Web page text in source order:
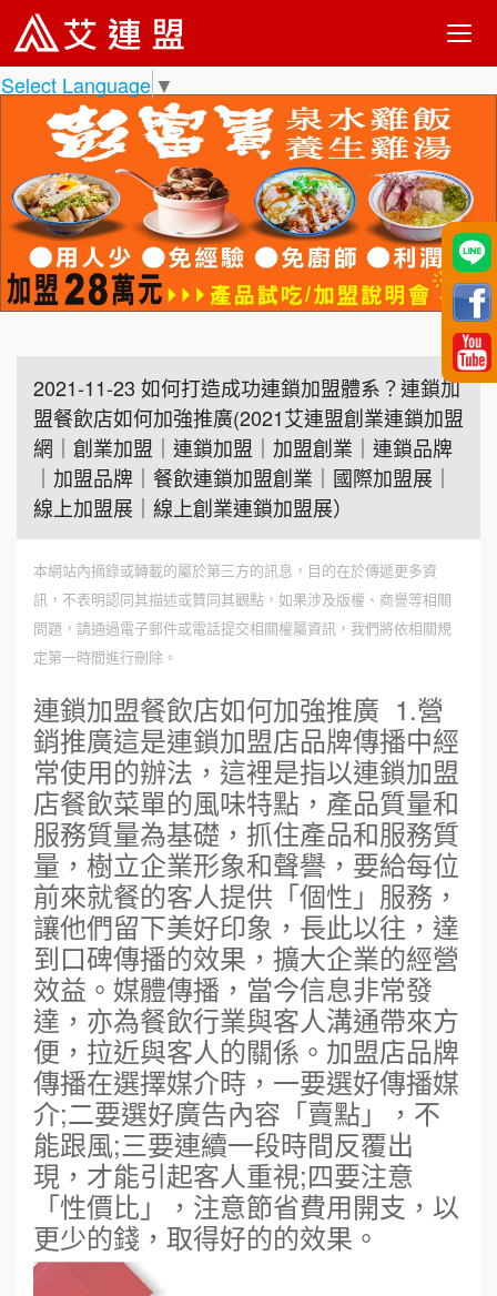
Select Language ▼
2021-11-23 如何打造成功連鎖加盟體系？連鎖加
盟餐飲店如何加強推廣(2021艾連盟創業連鎖加盟
網｜創業加盟｜連鎖加盟｜加盟創業｜連鎖品牌
｜加盟品牌｜餐飲連鎖加盟創業｜國際加盟展｜
線上加盟展｜線上創業連鎖加盟展）
本網站內摘錄或轉載的屬於第三方的訊息，目的在於傳遞更多資
訊，不表明認同其描述或贊同其觀點，如果涉及版權、商譽等相關
問題，請通過電子郵件或電話提交相關權屬資訊，我們將依相關規
定第一時間進行刪除。
連鎖加盟餐飲店如何加強推廣 1.營
銷推廣這是連鎖加盟店品牌傳播中經
常使用的辦法，這裡是指以連鎖加盟
店餐飲菜單的風味特點，產品質量和
服務質量為基礎，抓住產品和服務質
量，樹立企業形象和聲譽，要給每位
前來就餐的客人提供「個性」服務，
讓他們留下美好印象，長此以往，達
到口碑傳播的效果，擴大企業的經營
效益。媒體傳播，當今信息非常發
達，亦為餐飲行業與客人溝通帶來方
便，拉近與客人的關係。加盟店品牌
傳播在選擇媒介時，一要選好傳播媒
介;二要選好廣告內容「賣點」，不
能跟風;三要連續一段時間反覆出
現，才能引起客人重視;四要注意
「性價比」，注意節省費用開支，以
更少的錢，取得好的的效果。